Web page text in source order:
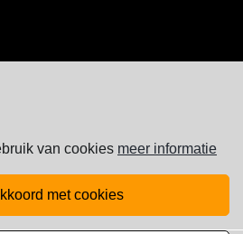
van cookies meer informatie
met cookies